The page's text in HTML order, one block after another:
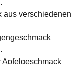
aus verschiedenen
Apfelgeschmack